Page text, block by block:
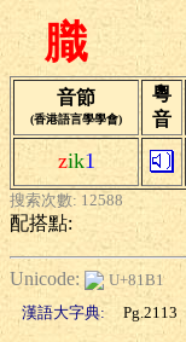
膱
音節
(香港語言學學會)
粵
音
zik1
搜索次數: 12588
配搭點:
Unicode:
U+81B1
漢語大字典:
Pg.2113